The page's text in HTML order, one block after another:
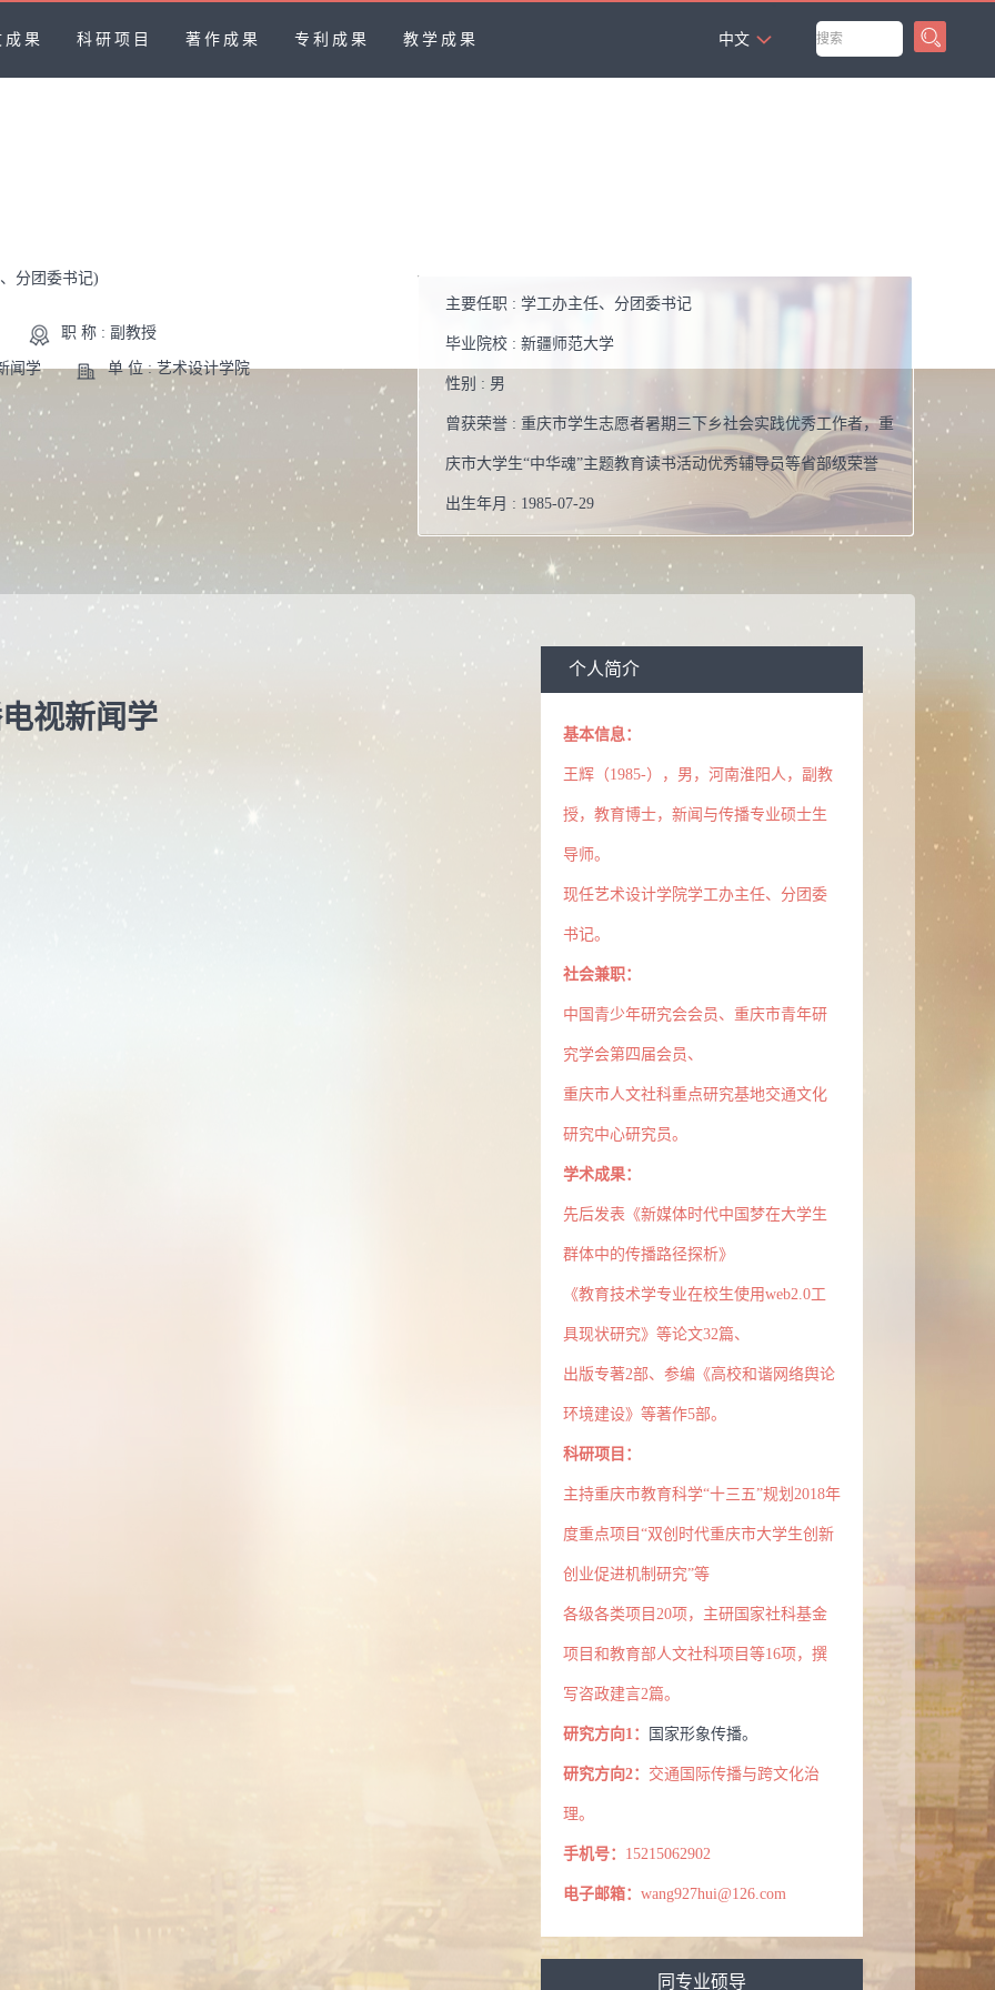
成果 科研项目 著作成果 专利成果 教学成果
中文
分团委书记)
职 称 : 副教授
闻学 单 位 : 艺术设计学院
主要任职 : 学工办主任、分团委书记
毕业院校 : 新疆师范大学
性别 : 男
曾获荣誉 : 重庆市学生志愿者暑期三下乡社会实践优秀工作者，重
庆市大学生“中华魂”主题教育读书活动优秀辅导员等省部级荣誉
出生年月 : 1985-07-29
学历 : 博士研究生毕业
在职信息 :
联系方式 : 15215062902
电子信箱 :
视新闻学
个人简介
基本信息：
王辉（1985-），男，河南淮阳人，副教
授，教育博士，新闻与传播专业硕士生
导师。
现任艺术设计学院学工办主任、分团委
书记。
社会兼职：
中国青少年研究会会员、重庆市青年研
究学会第四届会员、
重庆市人文社科重点研究基地交通文化
研究中心研究员。
学术成果：
先后发表《新媒体时代中国梦在大学生
群体中的传播路径探析》
《教育技术学专业在校生使用web2.0工
具现状研究》等论文32篇、
出版专著2部、参编《高校和谐网络舆论
环境建设》等著作5部。
科研项目：
主持重庆市教育科学“十三五”规划2018年
度重点项目“双创时代重庆市大学生创新
创业促进机制研究”等
各级各类项目20项，主研国家社科基金
项目和教育部人文社科项目等16项，撰
写咨政建言2篇。
研究方向1： 国家形象传播。
研究方向2： 交通国际传播与跨文化治
理。
手机号： 15215062902
电子邮箱： wang927hui@126.com
同专业硕导